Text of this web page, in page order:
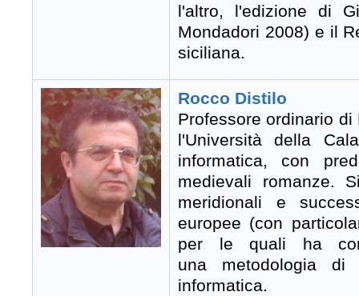
l'altro, l'edizione di
Mondadori 2008) e il
siciliana.
Rocco Distilo
Professore ordinario
l'Università della
informatica, con
medievali romanze.
meridionali e
europee (con
per le quali ha
una metodologia di
informatica.